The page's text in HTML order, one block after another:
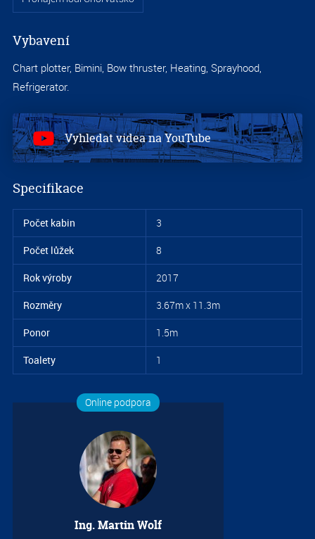
Vybavení
Chart plotter, Bimini, Bow thruster, Heating, Sprayhood,
Refrigerator.
Vyhledat videa na YouTube
Specifikace
Počet kabin 3
Počet lůžek 8
Rok výroby 2017
Rozměry 3.67m x 11.3m
Ponor 1.5m
Toalety 1
Online podpora
Ing. Martin Wolf